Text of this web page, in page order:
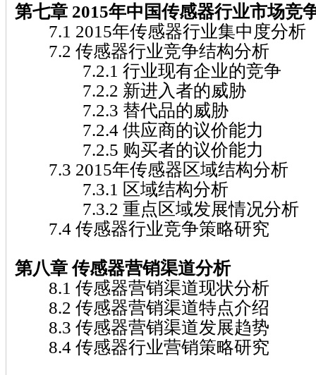
第七章 2015年中国传感器行业市场竞
7.1 2015年传感器行业集中度分析
7.2 传感器行业竞争结构分析
7.2.1 行业现有企业的竞争
7.2.2 新进入者的威胁
7.2.3 替代品的威胁
7.2.4 供应商的议价能力
7.2.5 购买者的议价能力
7.3 2015年传感器区域结构分析
7.3.1 区域结构分析
7.3.2 重点区域发展情况分析
7.4 传感器行业竞争策略研究
第八章 传感器营销渠道分析
8.1 传感器营销渠道现状分析
8.2 传感器营销渠道特点介绍
8.3 传感器营销渠道发展趋势
8.4 传感器行业营销策略研究